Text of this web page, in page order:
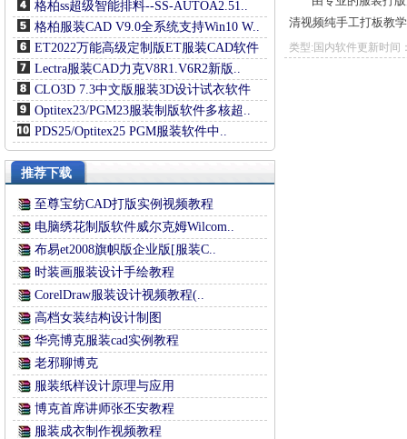
格柏ss超级智能排料--SS-AUTOA2.51..
格柏服装CAD V9.0全系统支持Win10 W..
ET2022万能高级定制版ET服装CAD软件
Lectra服装CAD力克V8R1.V6R2新版..
CLO3D 7.3中文版服装3D设计试衣软件
Optitex23/PGM23服装制版软件多核超..
PDS25/Optitex25 PGM服装软件中..
推荐下载
至尊宝纺CAD打版实例视频教程
电脑绣花制版软件威尔克姆Wilcom..
布易et2008旗帜版企业版[服装C..
时装画服装设计手绘教程
CorelDraw服装设计视频教程(..
高档女装结构设计制图
华亮博克服装cad实例教程
老邪聊博克
服装纸样设计原理与应用
博克首席讲师张丕安教程
服装成衣制作视频教程
清视频纯手工打板教
类型:国内软件更新时间